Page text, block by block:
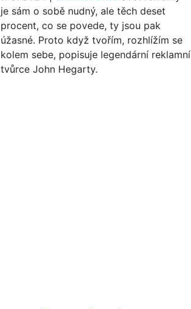
je sám o sobě nudný, ale těch deset
procent, co se povede, ty jsou pak
úžasné. Proto když tvořím, rozhlížím se
kolem sebe, popisuje legendární reklamní
tvůrce John Hegarty.